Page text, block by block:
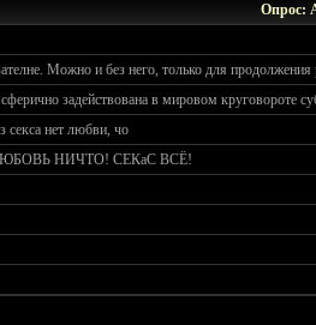
Опрос:
Можно и без него, только для продолжения
задействована в мировом круговороте
секса нет любви, чо
НИЧТО! СЕКаС ВСЁ!